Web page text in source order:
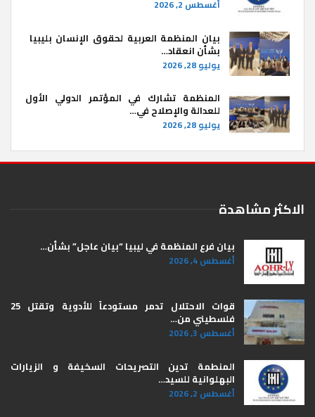
أغسطس 2, 2026
بيان المنظمة العربية لحقوق الإنسان بليبيا ​
بشأن انعقاد…
يوليو 28, 2026
المنظمة تشارك في المؤتمر الدولي الأول
للعدالة والإصلاح في…
يوليو 28, 2026
الاكثر مشاهدة
بيان فرع المنظمة في ليبيا “بيان عاجل” بشأن…
أغسطس 4, 2026
قوات الاحتلال تدمر مستودعاً للأدوية وتقتل 25
فلسطيني من…
أغسطس 3, 2026
المنطمة تدين التصريحات السخيفة و الزيارات
البهلوانية للسيد…
أغسطس 2, 2026